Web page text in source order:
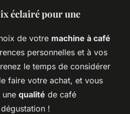
éclairé pour une
de votre machine à café
personnelles et à vos
le temps de considérer
faire votre achat, et vous
une qualité de café
!